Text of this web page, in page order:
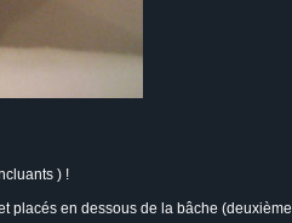
) !
placés en dessous de la bâche (deuxième